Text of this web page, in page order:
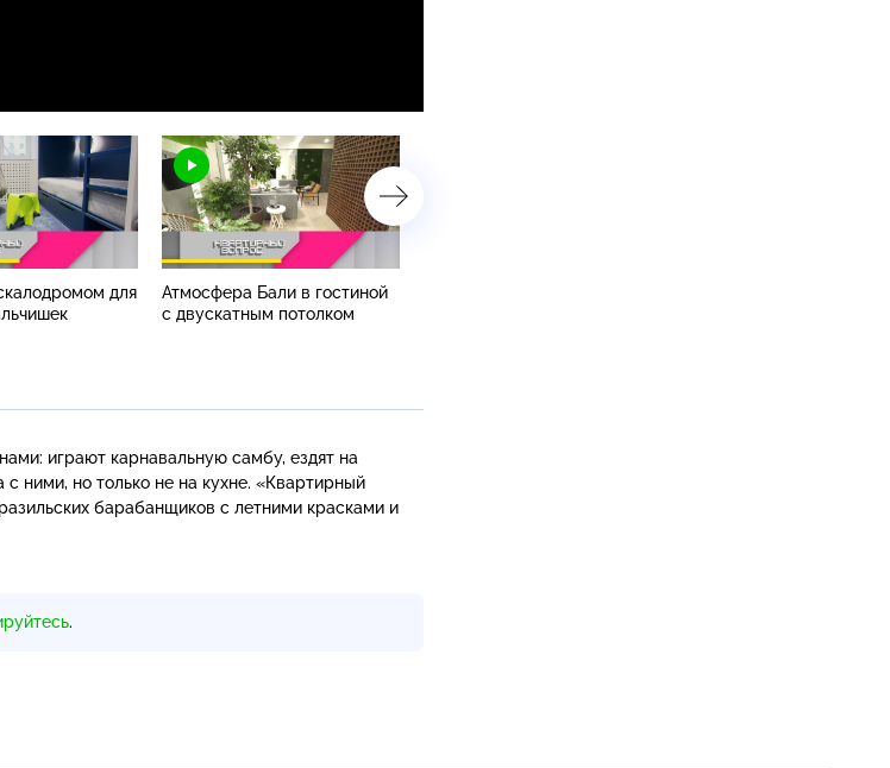
для
Атмосфера Бали в гостиной
с двускатным потолком
играют карнавальную самбу, ездят на
ними, но только не на кухне. «Квартирный
барабанщиков с летними красками и
.